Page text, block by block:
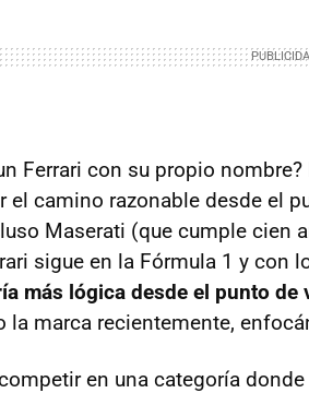
Ferrari con su propio
el camino razonable desde el
Maserati (que cumple cien
sigue en la Fórmula 1 y con
más lógica desde el punto de
la marca recientemente,
en una categoría